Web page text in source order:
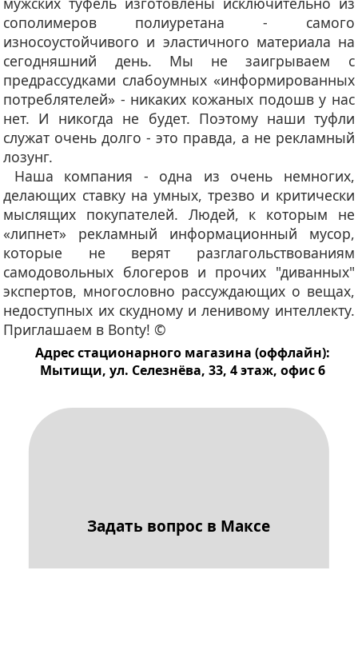
сополимеров полиуретана - самого
износоустойчивого и эластичного материала на
сегодняшний день. Мы не заигрываем с
предрассудками слабоумных «информированных
потреблятелей» - никаких кожаных подошв у нас
нет. И никогда не будет. Поэтому наши туфли
служат очень долго - это правда, а не рекламный
лозунг.
Наша компания - одна из очень немногих,
делающих ставку на умных, трезво и критически
мыслящих покупателей. Людей, к которым не
«липнет» рекламный информационный мусор,
которые не верят разглагольствованиям
самодовольных блогеров и прочих "диванных"
экспертов, многословно рассуждающих о вещах,
недоступных их скудному и ленивому интеллекту.
Приглашаем в Bonty! ©
Адрес стационарного магазина (оффлайн):
Мытищи, ул. Селезнёва, 33, 4 этаж, офис 6
Задать вопрос в Максе